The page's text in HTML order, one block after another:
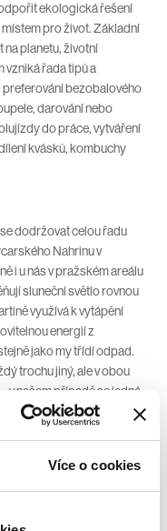
Více o cookies
ekologická řešení
pro život. Základní
planetu, životní
vzniká řada tipů a
bezobalového
darování nebo
do práce, vytváření
kvásků, kombuchy
dodržovat celou řadu
Nahrinu v
i u nás v pražském areálu
sluneční světlo rovnou
využívá k vytápění
energií z
jako my třídí odpad.
trochu jiný, ale v obou
v našem případě se jedná
balíky zajištěné proti
zcela rozložitelná,